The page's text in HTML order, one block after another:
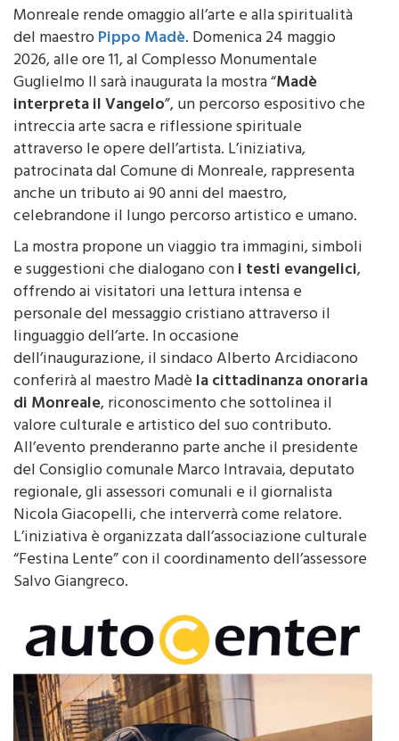
Monreale rende omaggio all’arte e alla spiritualità
del maestroPippo Madè. Domenica 24 maggio
2026, alle ore 11, al Complesso Monumentale
Guglielmo II sarà inaugurata la mostra “Madè
interpreta il Vangelo”, un percorso espositivo che
intreccia arte sacra e riflessione spirituale
attraverso le opere dell’artista. L’iniziativa,
patrocinata dal Comune di Monreale, rappresenta
anche un tributo ai 90 anni del maestro,
celebrandone il lungo percorso artistico e umano.
La mostra propone un viaggio tra immagini, simboli
e suggestioni che dialogano coni testi evangelici,
offrendo ai visitatori una lettura intensa e
personale del messaggio cristiano attraverso il
linguaggio dell’arte. In occasione
dell’inaugurazione, il sindaco Alberto Arcidiacono
conferirà al maestro Madèla cittadinanza onoraria
di Monreale, riconoscimento che sottolinea il
valore culturale e artistico del suo contributo.
All’evento prenderanno parte anche il presidente
del Consiglio comunale Marco Intravaia, deputato
regionale, gli assessori comunali e il giornalista
Nicola Giacopelli, che interverrà come relatore.
L’iniziativa è organizzata dall’associazione culturale
“Festina Lente” con il coordinamento dell’assessore
Salvo Giangreco.